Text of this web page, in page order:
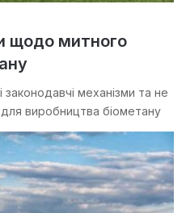
щодо митного
законодавчі механізми та не
виробництва біометану